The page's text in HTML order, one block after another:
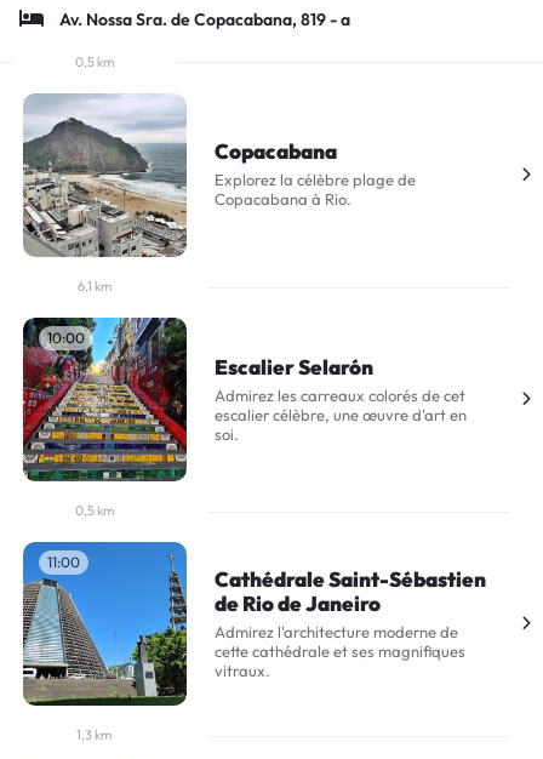
Av. Nossa Sra. de Copacabana, 819 - a
0,5 km
Copacabana
Explorez la célèbre plage de
Copacabana à Rio.
6,1 km
10:00
Escalier Selarón
Admirez les carreaux colorés de cet
escalier célèbre, une œuvre d'art en
soi.
0,5 km
11:00
Cathédrale Saint-Sébastien
de Rio de Janeiro
Admirez l'architecture moderne de
cette cathédrale et ses magnifiques
vitraux.
1,3 km